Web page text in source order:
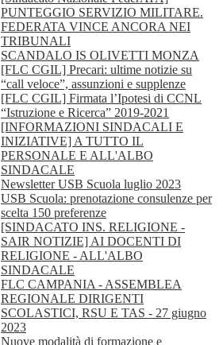
PUNTEGGIO SERVIZIO MILITARE.
FEDERATA VINCE ANCORA NEI
TRIBUNALI
SCANDALO IS OLIVETTI MONZA
[FLC CGIL] Precari: ultime notizie su
“call veloce”, assunzioni e supplenze
[FLC CGIL] Firmata l’Ipotesi di CCNL
“Istruzione e Ricerca” 2019-2021
[INFORMAZIONI SINDACALI E
INIZIATIVE] A TUTTO IL
PERSONALE E ALL'ALBO
SINDACALE
Newsletter USB Scuola luglio 2023
USB Scuola: prenotazione consulenze per
scelta 150 preferenze
[SINDACATO INS. RELIGIONE -
SAIR NOTIZIE] AI DOCENTI DI
RELIGIONE - ALL'ALBO
SINDACALE
FLC CAMPANIA - ASSEMBLEA
REGIONALE DIRIGENTI
SCOLASTICI, RSU E TAS - 27 giugno
2023
Nuove modalità di formazione e